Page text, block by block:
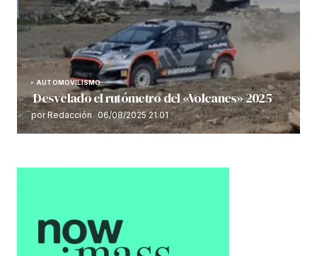
AUTOMOVILISMO
Desvelado el rutómetro del «Volcanes» 2025
por Redacción 06/08/2025 21:01